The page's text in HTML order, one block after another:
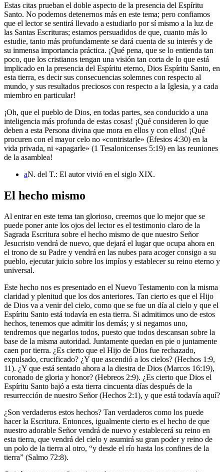
Estas citas prueban el doble aspecto de la presencia del Espíritu
Santo. No podemos detenernos más en este tema; pero confiamos
que el lector se sentirá llevado a estudiarlo por sí mismo a la luz de
las Santas Escrituras; estamos persuadidos de que, cuanto más lo
estudie, tanto más profundamente se dará cuenta de su interés y de
su inmensa importancia práctica. ¡Qué pena, que se lo entienda tan
poco, que los cristianos tengan una visión tan corta de lo que está
implicado en la presencia del Espíritu eterno, Dios Espíritu Santo, en
esta tierra, es decir sus consecuencias solemnes con respecto al
mundo, y sus resultados preciosos con respecto a la Iglesia, y a cada
miembro en particular!
¡Oh, que el pueblo de Dios, en todas partes, sea conducido a una
inteligencia más profunda de estas cosas! ¡Qué consideren lo que
deben a esta Persona divina que mora en ellos y con ellos! ¡Qué
procuren con el mayor celo no «contristarle» (Efesios 4:30) en la
vida privada, ni «apagarle» (1 Tesalonicenses 5:19) en las reuniones
de la asamblea!
aN. del T.: El autor vivió en el siglo XIX.
El hecho mismo
Al entrar en este tema tan glorioso, creemos que lo mejor que se
puede poner ante los ojos del lector es el testimonio claro de la
Sagrada Escritura sobre el hecho mismo de que nuestro Señor
Jesucristo vendrá de nuevo, que dejará el lugar que ocupa ahora en
el trono de su Padre y vendrá en las nubes para acoger consigo a su
pueblo, ejecutar juicio sobre los impíos y establecer su reino eterno y
universal.
Este hecho nos es presentado en el Nuevo Testamento con la misma
claridad y plenitud que los dos anteriores. Tan cierto es que el Hijo
de Dios va a venir del cielo, como que se fue un día al cielo y que el
Espíritu Santo está todavía en esta tierra. Si admitimos uno de estos
hechos, tenemos que admitir los demás; y si negamos uno,
tendremos que negarlos todos, puesto que todos descansan sobre la
base de la misma autoridad. Juntamente quedan en pie o juntamente
caen por tierra. ¿Es cierto que el Hijo de Dios fue rechazado,
expulsado, crucificado? ¿Y que ascendió a los cielos? (Hechos 1:9,
11). ¿Y que está sentado ahora a la diestra de Dios (Marcos 16:19),
coronado de gloria y honor? (Hebreos 2:9). ¿Es cierto que Dios el
Espíritu Santo bajó a esta tierra cincuenta días después de la
resurrección de nuestro Señor (Hechos 2:1), y que está todavía aquí?
¿Son verdaderos estos hechos? Tan verdaderos como los puede
hacer la Escritura. Entonces, igualmente cierto es el hecho de que
nuestro adorable Señor vendrá de nuevo y establecerá su reino en
esta tierra, que vendrá del cielo y asumirá su gran poder y reino de
un polo de la tierra al otro, “y desde el río hasta los confines de la
tierra” (Salmo 72:8).